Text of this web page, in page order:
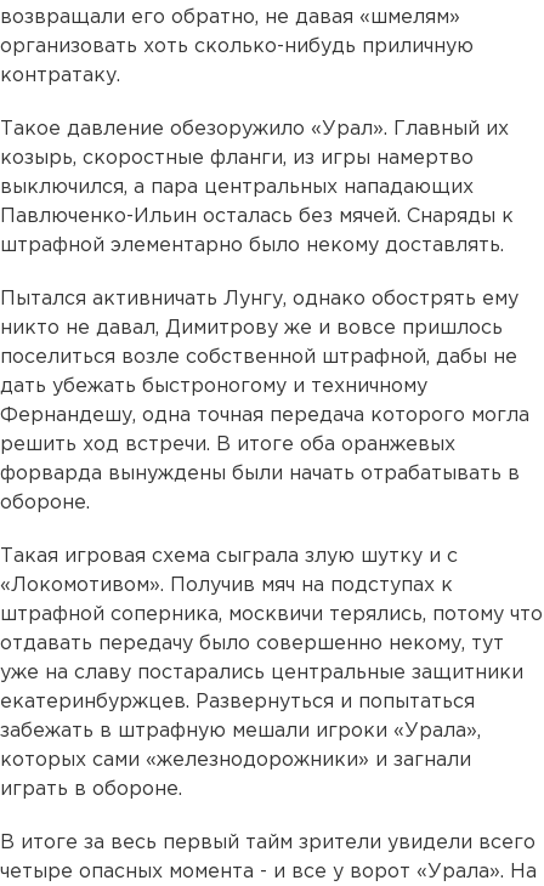
возвращали его обратно, не давая «шмелям»
организовать хоть сколько-нибудь приличную
контратаку.
Такое давление обезоружило «Урал». Главный их
козырь, скоростные фланги, из игры намертво
выключился, а пара центральных нападающих
Павлюченко-Ильин осталась без мячей. Снаряды к
штрафной элементарно было некому доставлять.
Пытался активничать Лунгу, однако обострять ему
никто не давал, Димитрову же и вовсе пришлось
поселиться возле собственной штрафной, дабы не
дать убежать быстроногому и техничному
Фернандешу, одна точная передача которого могла
решить ход встречи. В итоге оба оранжевых
форварда вынуждены были начать отрабатывать в
обороне.
Такая игровая схема сыграла злую шутку и с
«Локомотивом». Получив мяч на подступах к
штрафной соперника, москвичи терялись, потому что
отдавать передачу было совершенно некому, тут
уже на славу постарались центральные защитники
екатеринбуржцев. Развернуться и попытаться
забежать в штрафную мешали игроки «Урала»,
которых сами «железнодорожники» и загнали
играть в обороне.
В итоге за весь первый тайм зрители увидели всего
четыре опасных момента - и все у ворот «Урала». На